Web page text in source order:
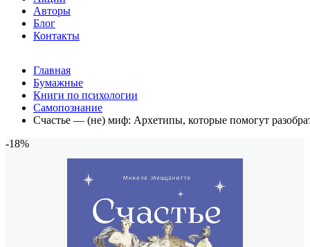
Авторы
Блог
Контакты
Главная
Бумажные
Книги по психологии
Самопознание
Счастье — (не) миф: Архетипы, которые помогут
-18%